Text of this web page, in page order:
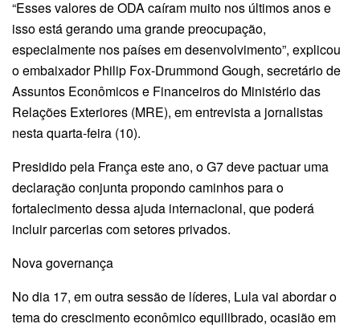
“Esses valores de ODA caíram muito nos últimos anos e
isso está gerando uma grande preocupação,
especialmente nos países em desenvolvimento”, explicou
o embaixador Philip Fox-Drummond Gough, secretário de
Assuntos Econômicos e Financeiros do Ministério das
Relações Exteriores (MRE), em entrevista a jornalistas
nesta quarta-feira (10).
Presidido pela França este ano, o G7 deve pactuar uma
declaração conjunta propondo caminhos para o
fortalecimento dessa ajuda internacional, que poderá
incluir parcerias com setores privados.
Nova governança
No dia 17, em outra sessão de líderes, Lula vai abordar o
tema do crescimento econômico equilibrado, ocasião em